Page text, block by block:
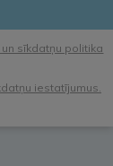
sīkdatņu politika
iestatījumus.